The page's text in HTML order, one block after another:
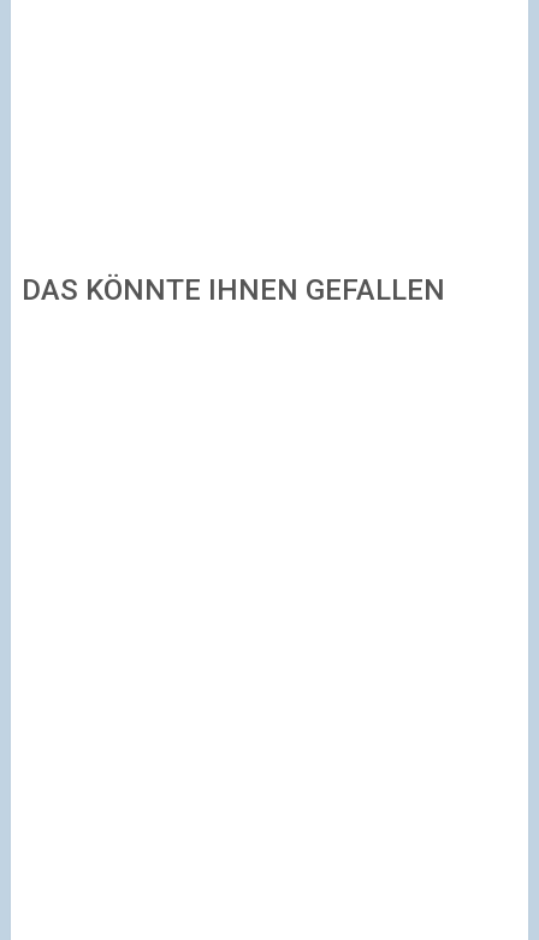
DAS KÖNNTE IHNEN GEFALLEN